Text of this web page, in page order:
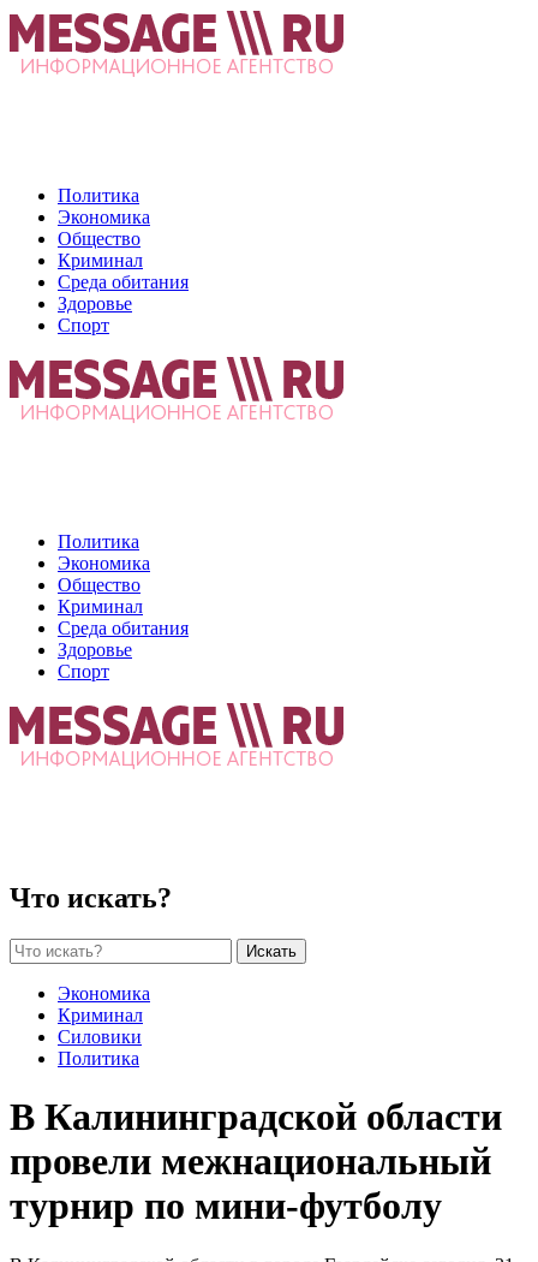
Политика
Экономика
Общество
Криминал
Среда обитания
Здоровье
Спорт
Политика
Экономика
Общество
Криминал
Среда обитания
Здоровье
Спорт
Что искать?
Искать
Экономика
Криминал
Силовики
Политика
В Калининградской области
провели межнациональный
турнир по мини-футболу